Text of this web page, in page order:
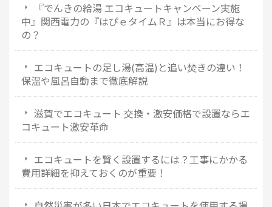
『でんきの給湯 エコキュートキャンペーン実施
中』関西電力の『はぴｅタイムＲ』は本当にお得な
の？
エコキュートの足し湯(高温)と追い焚きの違い！
保温や風呂自動まで徹底解説
滋賀でエコキュート 交換・激安価格で設置ならエ
コキュート激安革命
エコキュートを賢く設置するには？工事にかかる
費用詳細を抑えておくのが重要！